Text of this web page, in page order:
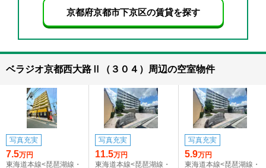
京都府京都市下京区の賃貸を探す
ベラジオ京都西大路Ⅱ（３０４）周辺の空室物件
写真充実
7.5万円
東海道本線<琵琶湖線・
写真充実
11.5万円
東海道本線<琵琶湖線・
写真充実
5.9万円
東海道本線<琵琶湖線・